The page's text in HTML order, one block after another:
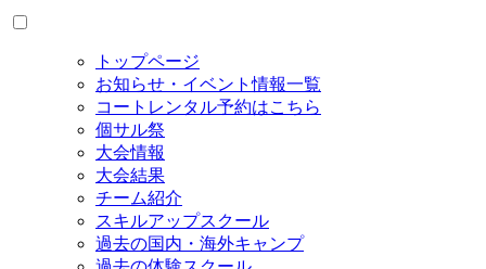
トップページ
お知らせ・イベント情報一覧
コートレンタル予約はこちら
個サル祭
大会情報
大会結果
チーム紹介
スキルアップスクール
過去の国内・海外キャンプ